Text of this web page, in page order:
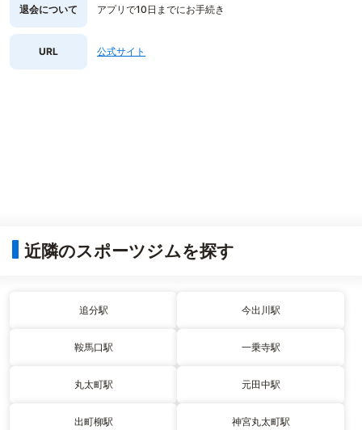
退会について アプリで10日までにお手続き
URL 公式サイト
近隣のスポーツジムを探す
追分駅 今出川駅
鞍馬口駅 一乗寺駅
丸太町駅 元田中駅
出町柳駅 神宮丸太町駅